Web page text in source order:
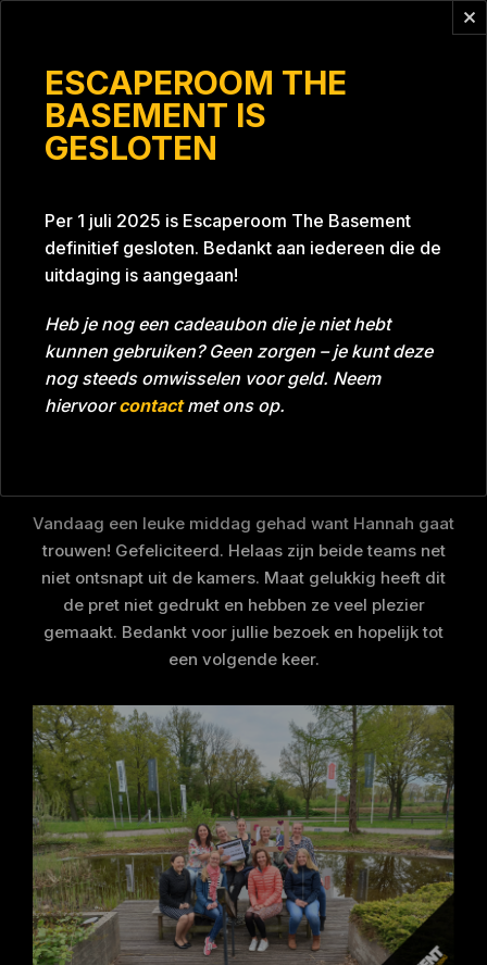
ESCAPEROOM THE
BASEMENT IS
GESLOTEN
Per 1 juli 2025 is Escaperoom The Basement
definitief gesloten. Bedankt aan iedereen die de
uitdaging is aangegaan!
Heb je nog een cadeaubon die je niet hebt
kunnen gebruiken? Geen zorgen – je kunt deze
nog steeds omwisselen voor geld. Neem
hiervoorcontactmet ons op.
Tijd Bijna gehaald Datum 30-04-2022
Room Grill With A Thrill
Vandaag een leuke middag gehad want Hannah gaat
trouwen! Gefeliciteerd. Helaas zijn beide teams net
niet ontsnapt uit de kamers. Maat gelukkig heeft dit
de pret niet gedrukt en hebben ze veel plezier
gemaakt. Bedankt voor jullie bezoek en hopelijk tot
een volgende keer.